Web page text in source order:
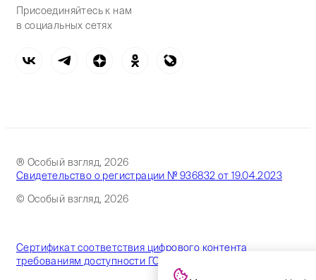
Присоединяйтесь к нам
в социальных сетях
® Особый взгляд, 2026
Свидетельство о регистрации № 936832 от 19.04.2023
© Особый взгляд, 2026
Сертификат соответствия цифрового контента
требованиям доступности ГОСТ